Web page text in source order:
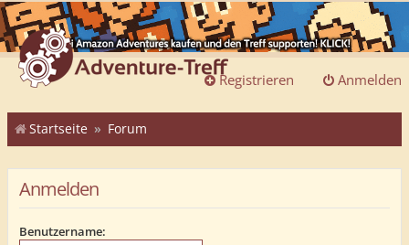
Anmelden
Registrieren
Startseite Forum
Anmelden
Benutzername: